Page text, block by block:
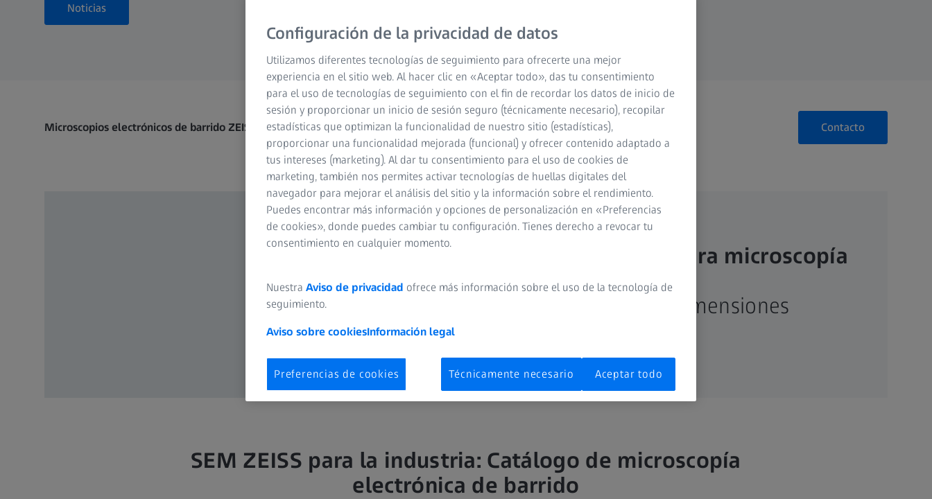
Noticias
Microscopios electrónicos de barrido ZEISS Contacto
ZEISS ZEN core para microscopía
electrónica
Descubra nuevas dimensiones
SEM ZEISS para la industria: Catálogo de microscopía
electrónica de barrido
Configuración de la privacidad de datos
Utilizamos diferentes tecnologías de seguimiento para ofrecerte una mejor
experiencia en el sitio web. Al hacer clic en «Aceptar todo», das tu consentimiento
para el uso de tecnologías de seguimiento con el fin de recordar los datos de inicio de
sesión y proporcionar un inicio de sesión seguro (técnicamente necesario), recopilar
estadísticas que optimizan la funcionalidad de nuestro sitio (estadísticas),
proporcionar una funcionalidad mejorada (funcional) y ofrecer contenido adaptado a
tus intereses (marketing). Al dar tu consentimiento para el uso de cookies de
marketing, también nos permites activar tecnologías de huellas digitales del
navegador para mejorar el análisis del sitio y la información sobre el rendimiento.
Puedes encontrar más información y opciones de personalización en «Preferencias
de cookies», donde puedes cambiar tu configuración. Tienes derecho a revocar tu
consentimiento en cualquier momento.
Nuestra Aviso de privacidad ofrece más información sobre el uso de la tecnología de
seguimiento.
Aviso sobre cookiesInformación legal
Preferencias de cookies Técnicamente necesario Aceptar todo